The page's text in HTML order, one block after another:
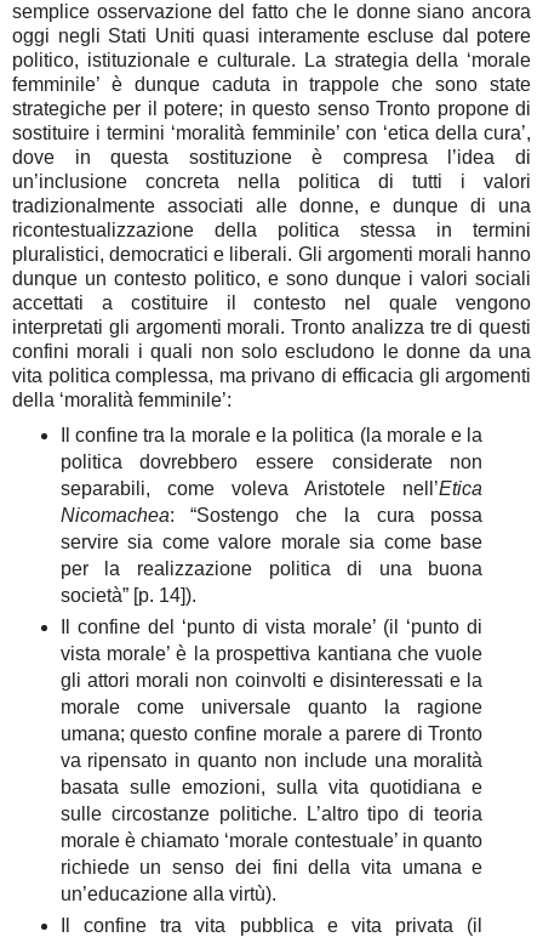
semplice osservazione del fatto che le donne siano ancora
oggi negli Stati Uniti quasi interamente escluse dal potere
politico, istituzionale e culturale. La strategia della ‘morale
femminile’ è dunque caduta in trappole che sono state
strategiche per il potere; in questo senso Tronto propone di
sostituire i termini ‘moralità femminile’ con ‘etica della cura’,
dove in questa sostituzione è compresa l’idea di
un’inclusione concreta nella politica di tutti i valori
tradizionalmente associati alle donne, e dunque di una
ricontestualizzazione della politica stessa in termini
pluralistici, democratici e liberali. Gli argomenti morali hanno
dunque un contesto politico, e sono dunque i valori sociali
accettati a costituire il contesto nel quale vengono
interpretati gli argomenti morali. Tronto analizza tre di questi
confini morali i quali non solo escludono le donne da una
vita politica complessa, ma privano di efficacia gli argomenti
della ‘moralità femminile’:
Il confine tra la morale e la politica (la morale e la
politica dovrebbero essere considerate non
separabili, come voleva Aristotele nell’Etica
Nicomachea: “Sostengo che la cura possa
servire sia come valore morale sia come base
per la realizzazione politica di una buona
società” [p. 14]).
Il confine del ‘punto di vista morale’ (il ‘punto di
vista morale’ è la prospettiva kantiana che vuole
gli attori morali non coinvolti e disinteressati e la
morale come universale quanto la ragione
umana; questo confine morale a parere di Tronto
va ripensato in quanto non include una moralità
basata sulle emozioni, sulla vita quotidiana e
sulle circostanze politiche. L’altro tipo di teoria
morale è chiamato ‘morale contestuale’ in quanto
richiede un senso dei fini della vita umana e
un’educazione alla virtù).
Il confine tra vita pubblica e vita privata (il